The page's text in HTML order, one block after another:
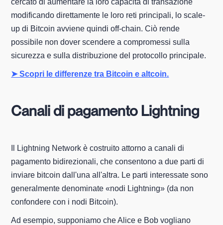
modificando direttamente le loro reti principali, lo scale-
up di Bitcoin avviene quindi off-chain. Ciò rende
possibile non dover scendere a compromessi sulla
sicurezza e sulla distribuzione del protocollo principale.
➤ Scopri le differenze tra Bitcoin e altcoin.
Canali di pagamento Lightning
Il Lightning Network è costruito attorno a canali di
pagamento bidirezionali, che consentono a due parti di
inviare bitcoin dall'una all'altra. Le parti interessate sono
generalmente denominate «nodi Lightning» (da non
confondere con i nodi Bitcoin).
Ad esempio, supponiamo che Alice e Bob vogliano